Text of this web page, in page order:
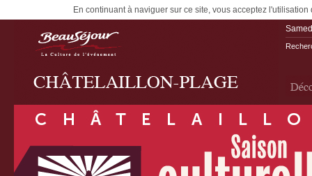
En continuant à naviguer sur ce site, vous acceptez